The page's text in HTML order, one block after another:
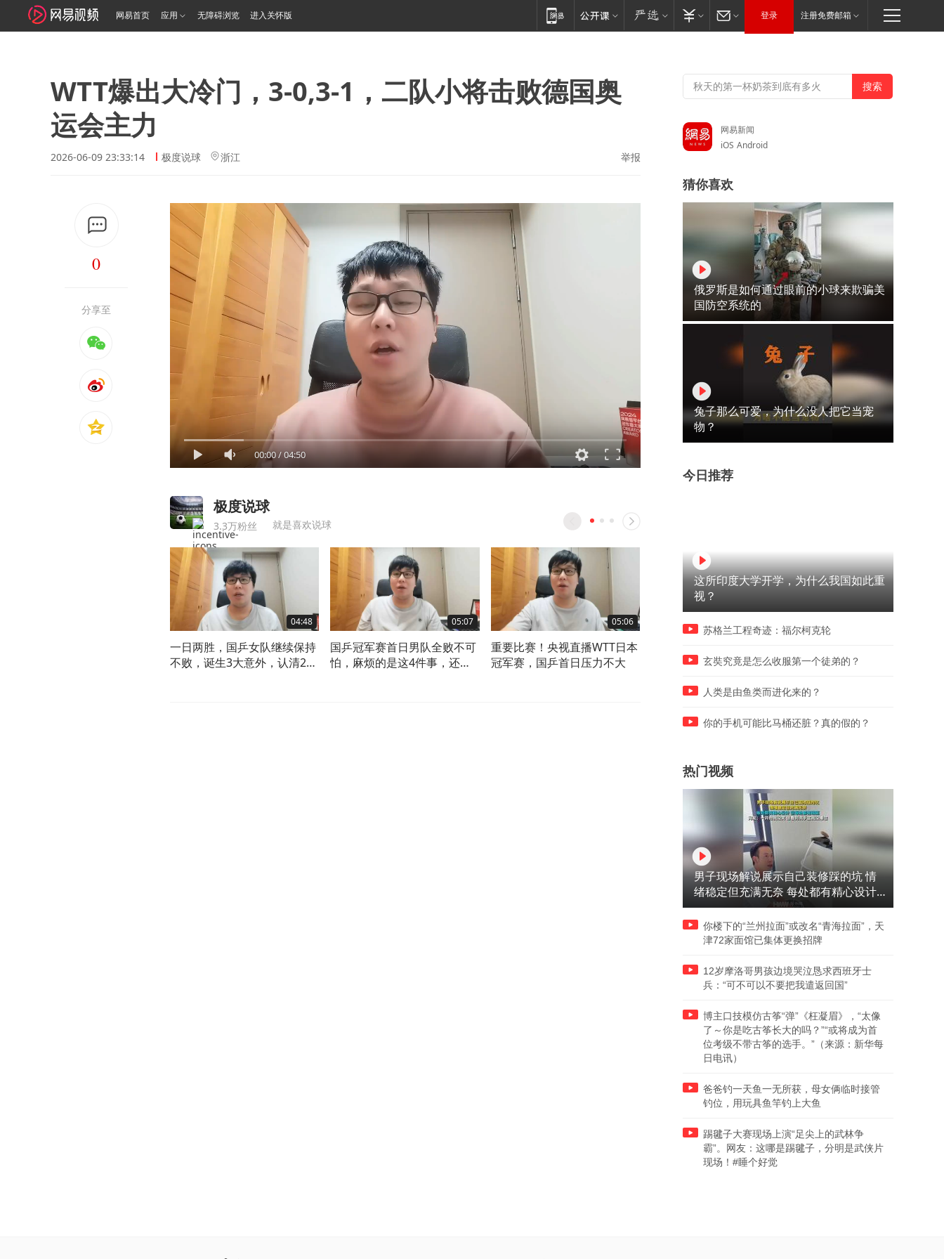
网易首页 应用 无障碍浏览 进入关怀版 登录 注册免费邮箱
WTT爆出大冷门，3-0,3-1，二队小将击败德国奥
运会主力
2026-06-09 23:33:14 极度说球 浙江 举报
0
分享至
00:00/04:50
极度说球
3.3万粉丝 就是喜欢说球
04:48
一日两胜，国乒女队继续保持
不败，诞生3大意外，认清2个
05:07
国乒冠军赛首日男队全败不可
怕，麻烦的是这4件事，还要
05:06
重要比赛！央视直播WTT日本
冠军赛，国乒首日压力不大
分王，千万合同锁定付豪，还
迷必须接受4个事实，3大幻
网易新闻
iOS Android
猜你喜欢
俄罗斯是如何通过眼前的小球来欺骗美
国防空系统的
兔子那么可爱，为什么没人把它当宠
物？
今日推荐
这所印度大学开学，为什么我国如此重
视？
苏格兰工程奇迹：福尔柯克轮
玄奘究竟是怎么收服第一个徒弟的？
人类是由鱼类而进化来的？
你的手机可能比马桶还脏？真的假的？
热门视频
男子现场解说展示自己装修踩的坑 情
绪稳定但充满无奈 每处都有精心设计
但每处都有瑕疵 网友：一开始我没笑
但看到洗手盆我没绷住
你楼下的“兰州拉面”或改名“青海拉面”，天
津72家面馆已集体更换招牌
12岁摩洛哥男孩边境哭泣恳求西班牙士
兵：“可不可以不要把我遣返回国”
博主口技模仿古筝“弹”《枉凝眉》，“太像
了～你是吃古筝长大的吗？”“或将成为首
位考级不带古筝的选手。”（来源：新华每
日电讯）
爸爸钓一天鱼一无所获，母女俩临时接管
钓位，用玩具鱼竿钓上大鱼
踢毽子大赛现场上演“足尖上的武林争
霸”。网友：这哪是踢毽子，分明是武侠片
现场！#睡个好觉